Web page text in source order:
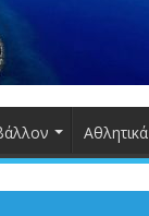
Αθλητικά